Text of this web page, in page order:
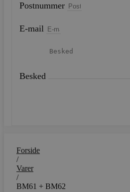
Postnummer
E-mail
Besked
Forside
/
Varer
/
BM61 + BM62